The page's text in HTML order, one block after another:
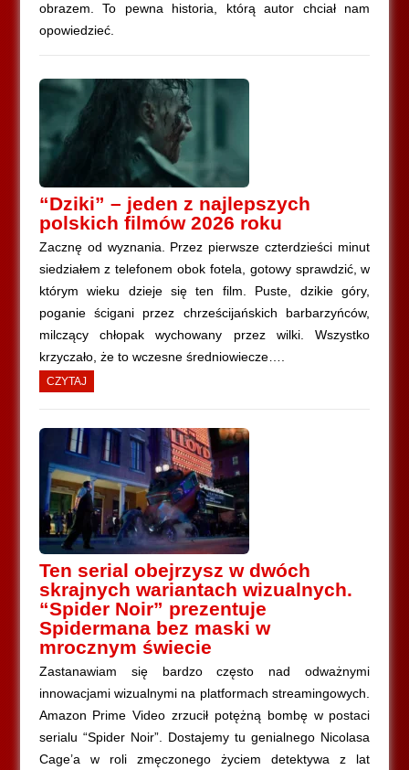
obrazem. To pewna historia, którą autor chciał nam
opowiedzieć.
“Dziki” – jeden z najlepszych
polskich filmów 2026 roku
Zacznę od wyznania. Przez pierwsze czterdzieści minut
siedziałem z telefonem obok fotela, gotowy sprawdzić, w
którym wieku dzieje się ten film. Puste, dzikie góry,
poganie ścigani przez chrześcijańskich barbarzyńców,
milczący chłopak wychowany przez wilki. Wszystko
krzyczało, że to wczesne średniowiecze….
CZYTAJ
Ten serial obejrzysz w dwóch
skrajnych wariantach wizualnych.
“Spider Noir” prezentuje
Spidermana bez maski w
mrocznym świecie
Zastanawiam się bardzo często nad odważnymi
innowacjami wizualnymi na platformach streamingowych.
Amazon Prime Video zrzucił potężną bombę w postaci
serialu “Spider Noir”. Dostajemy tu genialnego Nicolasa
Cage’a w roli zmęczonego życiem detektywa z lat